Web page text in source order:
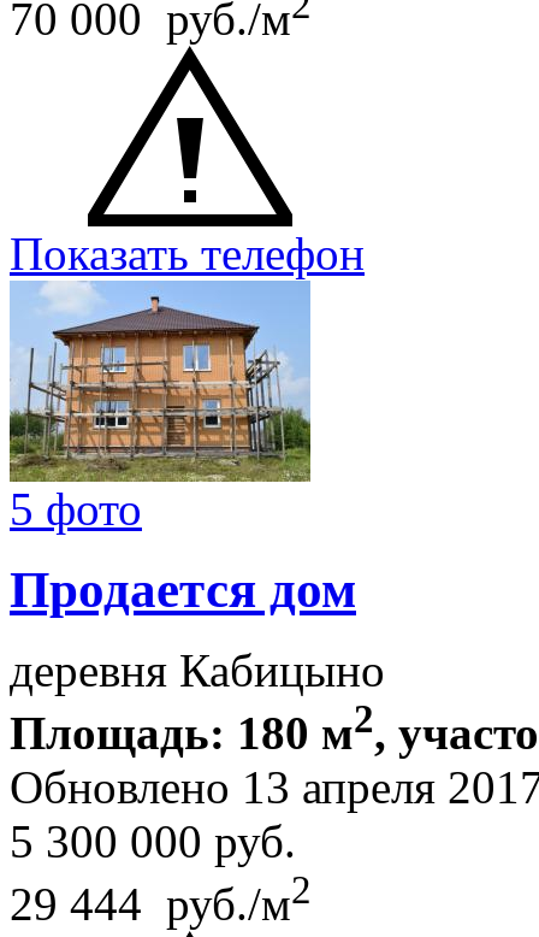
70 000 руб./м
Показать телефон
5 фото
Продается дом
деревня Кабицыно
Площадь: 180 м2,
Обновлено 13 апреля
5 300 000 руб.
29 444 руб./м2